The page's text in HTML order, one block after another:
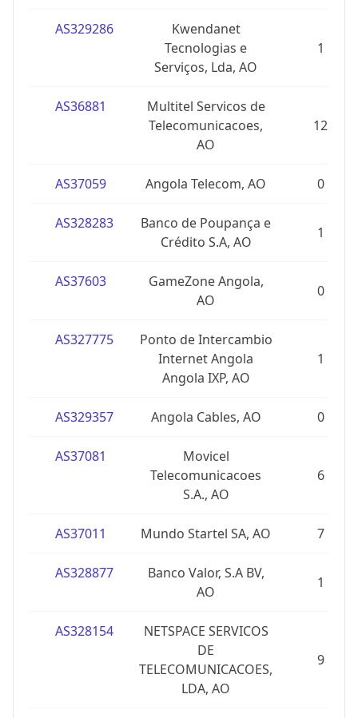
AS329286
Kwendanet
Tecnologias e
Serviços, Lda, AO
1
AS36881
Multitel Servicos de
Telecomunicacoes,
AO
12
AS37059 Angola Telecom, AO 0
AS328283
Banco de Poupança e
Crédito S.A, AO
1
AS37603
GameZone Angola,
AO
0
AS327775
Ponto de Intercambio
Internet Angola
Angola IXP, AO
1
AS329357 Angola Cables, AO 0
AS37081
Movicel
Telecomunicacoes
S.A., AO
6
AS37011 Mundo Startel SA, AO 7
AS328877
Banco Valor, S.A BV,
AO
1
AS328154
NETSPACE SERVICOS
DE
TELECOMUNICACOES,
LDA, AO
9